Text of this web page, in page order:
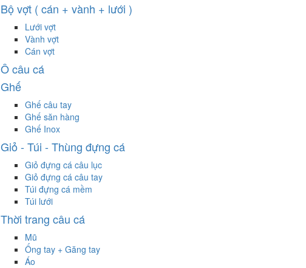
Bộ vợt ( cán + vành + lưới )
Lưới vợt
Vành vợt
Cán vợt
Ô câu cá
Ghế
Ghế câu tay
Ghế săn hàng
Ghế Inox
Giỏ - Túi - Thùng đựng cá
Giỏ đựng cá câu lục
Giỏ đựng cá câu tay
Túi đựng cá mềm
Túi lưới
Thời trang câu cá
Mũ
Ống tay + Găng tay
Áo